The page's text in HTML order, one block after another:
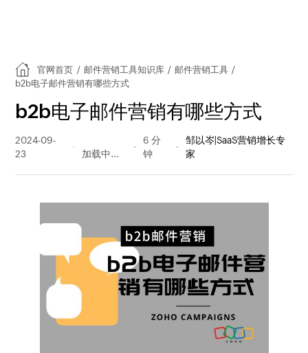
官网首页 / 邮件营销工具知识库 / 邮件营销工具 /
b2b电子邮件营销有哪些方式
b2b电子邮件营销有哪些方式
2024-09-
23
量
6 分
钟
邹以岑|SaaS营销增长专
家